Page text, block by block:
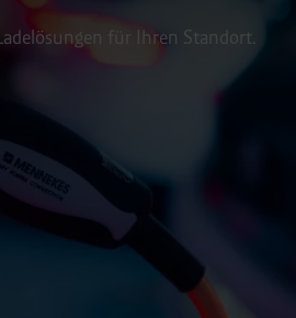
für Ihren Standort.